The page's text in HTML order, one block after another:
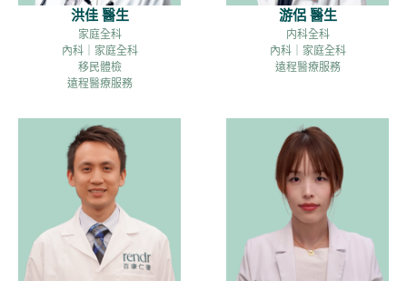
洪佳 醫生
家庭全科
內科｜家庭全科
移民體檢
遠程醫療服務
游侶 醫生
内科全科
內科｜家庭全科
遠程醫療服務